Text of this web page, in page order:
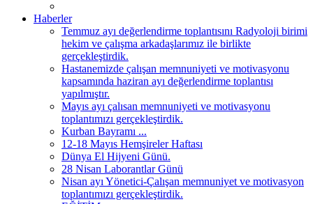
Haberler
Temmuz ayı değerlendirme toplantısını Radyoloji birimi
hekim ve çalışma arkadaşlarımız ile birlikte
gerçekleştirdik.
Hastanemizde çalışan memnuniyeti ve motivasyonu
kapsamında haziran ayı değerlendirme toplantısı
yapılmıştır.
Mayıs ayı çalısan memnuniyeti ve motivasyonu
toplantımızı gerçekleştirdik.
Kurban Bayramı ...
12-18 Mayıs Hemşireler Haftası
Dünya El Hijyeni Günü.
28 Nisan Laborantlar Günü
Nisan ayı Yönetici-Çalışan memnuniyet ve motivasyon
toplantımızı gerçekleştirdik.